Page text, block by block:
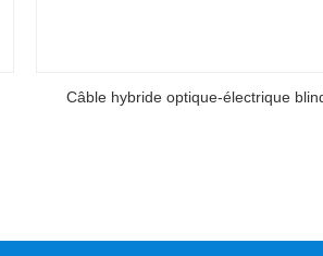
Câble hybride optique-électrique